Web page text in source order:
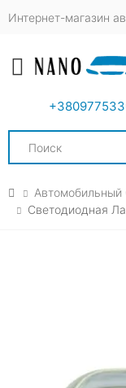
Интернет-магазин
Toggle
Search
Автомобильный
Светодиодная